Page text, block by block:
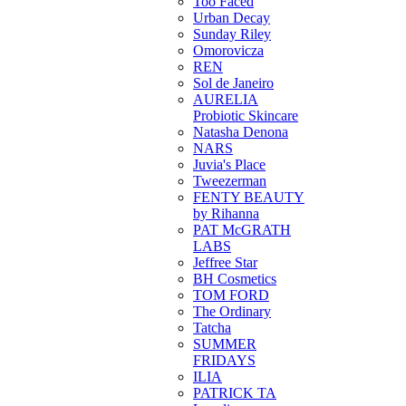
Urban Decay
Sunday Riley
Omorovicza
REN
Sol de Janeiro
AURELIA
Probiotic Skincare
Natasha Denona
NARS
Juvia's Place
Tweezerman
FENTY BEAUTY
by Rihanna
PAT McGRATH
LABS
Jeffree Star
BH Cosmetics
TOM FORD
The Ordinary
Tatcha
SUMMER
FRIDAYS
ILIA
PATRICK TA